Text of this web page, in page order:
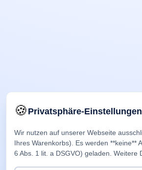
🍪Privatsphäre-Einstellungen
Wir nutzen auf unserer Webseite
Ihres Warenkorbs). Es werden
6 Abs. 1 lit. a DSGVO) geladen.